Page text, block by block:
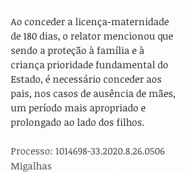
Ao conceder a licença-maternidade
de 180 dias, o relator mencionou que
sendo a proteção à família e à
criança prioridade fundamental do
Estado, é necessário conceder aos
pais, nos casos de ausência de mães,
um período mais apropriado e
prolongado ao lado dos filhos.
Processo: 1014698-33.2020.8.26.0506
Migalhas